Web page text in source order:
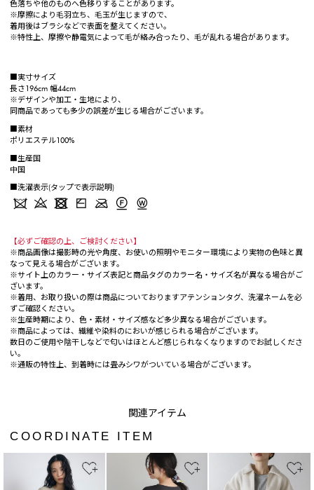
色落ちや他のものへ色移りすることがあります。
※摩擦により毛羽立ち、毛玉が生じますので、
着用後はブラシなどで表面を整えてください。
※特性上、摩擦や静電気によって毛が絡み合ったり、毛が乱れる場合があります。
■実寸サイズ
長さ196cm 幅44cm
※デザインや加工・生地により、
同商品であっても多少の誤差が生じる場合がございます。
■素材
ポリエステル100%
■生産国
中国
■洗濯表示(タップで表示説明)
【必ずご確認の上、ご検討ください】
※商品画像は撮影時の光や角度、お使いの照明やモニター環境により実物の色味と異
なって見える場合がございます。
※サイト上のカラー・サイズ表記と商品タグのカラー名・サイズ名が異なる場合がご
ざいます。
※着用、お取り扱いの際は商品についておりますアテンションタグ、洗濯ネームを必
ずご確認ください。
※生産時期により、色・素材・サイズ感など多少異なる場合がございます。
※商品によっては、繊維や染料のにおいが感じられる場合がございます。
数日のご使用や陰干しなどで匂いはほとんど感じられなくなりますのでお試しくださ
い。
※通販の特性上、到着時には畳みシワがついている場合がございます。
COORDINATE ITEM